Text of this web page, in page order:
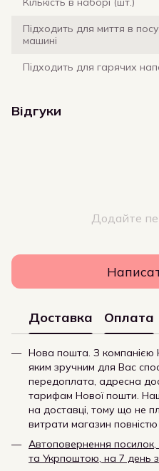
Підходить для миття в
машині
Підходить для гарячих
Відгуки
Додайте
Доставка Оплата
Нова пошта. З
яким зручним для Вас
передоплата, адресна
тарифам Нової пошти.
на доставці, тому що не
витрати магазин
Автоповернення
та Укрпоштою, на 7 день